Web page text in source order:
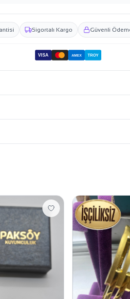
Sigortalı Kargo Güvenli
VISA AMEX TROY